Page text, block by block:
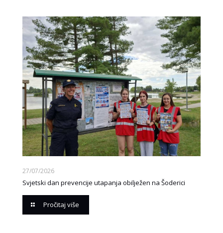
27/07/2026
Svjetski dan prevencije utapanja obilježen na Šoderici
Pročitaj više